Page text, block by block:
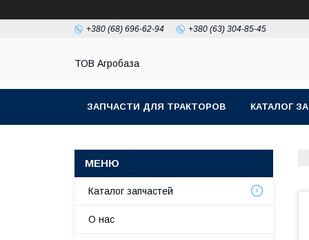
+380 (68) 696-62-94 +380 (63) 304-85-45
ТОВ Агробаза
ЗАПЧАСТИ ДЛЯ ТРАКТОРОВ КАТАЛОГ
Каталог запчастей
О нас